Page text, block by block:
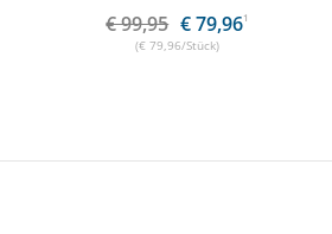
€ 99,95 € 79,961
(€ 79,96/Stück)